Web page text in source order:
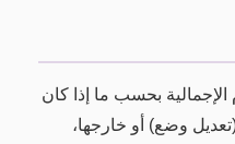
بحسب ما إذا كان
وضع) أو خارجها،